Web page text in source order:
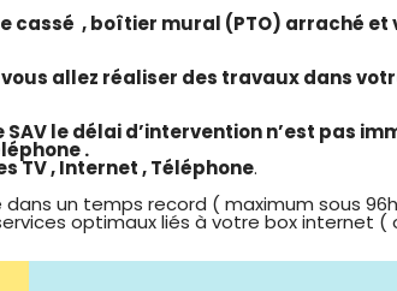
, boîtier mural (PTO) arraché et
allez réaliser des travaux dans
le délai d’intervention n’est pas
.
TV , Internet , Téléphone.
dans un temps record ( maximum sous
optimaux liés à votre box internet (